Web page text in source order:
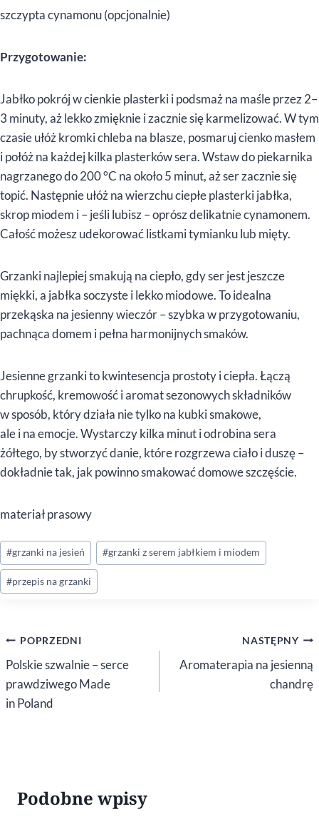
szczypta cynamonu (opcjonalnie)
Przygotowanie:
Jabłko pokrój w cienkie plasterki i podsmaż na maśle przez 2–
3 minuty, aż lekko zmięknie i zacznie się karmelizować. W tym
czasie ułóż kromki chleba na blasze, posmaruj cienko masłem
i połóż na każdej kilka plasterków sera. Wstaw do piekarnika
nagrzanego do 200 °C na około 5 minut, aż ser zacznie się
topić. Następnie ułóż na wierzchu ciepłe plasterki jabłka,
skrop miodem i – jeśli lubisz – oprósz delikatnie cynamonem.
Całość możesz udekorować listkami tymianku lub mięty.
Grzanki najlepiej smakują na ciepło, gdy ser jest jeszcze
miękki, a jabłka soczyste i lekko miodowe. To idealna
przekąska na jesienny wieczór – szybka w przygotowaniu,
pachnąca domem i pełna harmonijnych smaków.
Jesienne grzanki to kwintesencja prostoty i ciepła. Łączą
chrupkość, kremowość i aromat sezonowych składników
w sposób, który działa nie tylko na kubki smakowe,
ale i na emocje. Wystarczy kilka minut i odrobina sera
żółtego, by stworzyć danie, które rozgrzewa ciało i duszę –
dokładnie tak, jak powinno smakować domowe szczęście.
materiał prasowy
Tagi
wpisu:
#grzanki na jesień #grzanki z serem jabłkiem i miodem
#przepis na grzanki
Nawigacja
wpisu
POPRZEDNI
Polskie szwalnie – serce
prawdziwego Made
in Poland
NASTĘPNY
Aromaterapia na jesienną
chandrę
Podobne wpisy